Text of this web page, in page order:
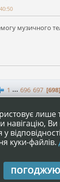
музичного
1 ... 696 697 698
|Умови та
SMF 2.1.4 © 2023,Simple
лише
Ви
куки-файлів.